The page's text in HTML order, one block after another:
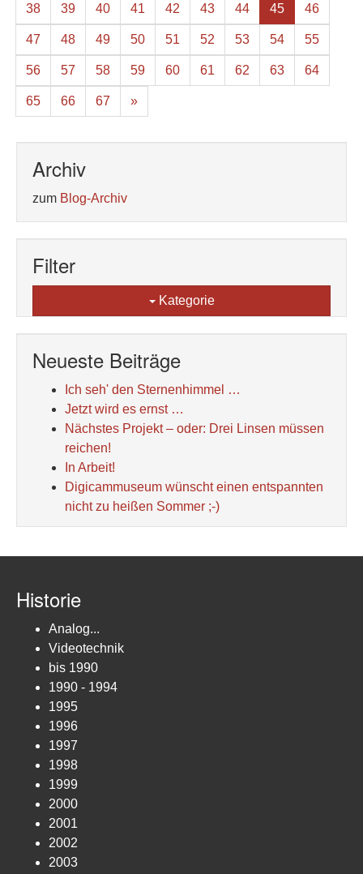
38 39 40 41 42 43 44 45 46
47 48 49 50 51 52 53 54 55
56 57 58 59 60 61 62 63 64
65 66 67 »
Archiv
zum Blog-Archiv
Filter
Kategorie
Neueste Beiträge
Ich seh' den Sternenhimmel …
Jetzt wird es ernst …
Nächstes Projekt – oder: Drei Linsen müssen
reichen!
In Arbeit!
Digicammuseum wünscht einen entspannten
nicht zu heißen Sommer ;-)
Historie
Analog...
Videotechnik
bis 1990
1990 - 1994
1995
1996
1997
1998
1999
2000
2001
2002
2003